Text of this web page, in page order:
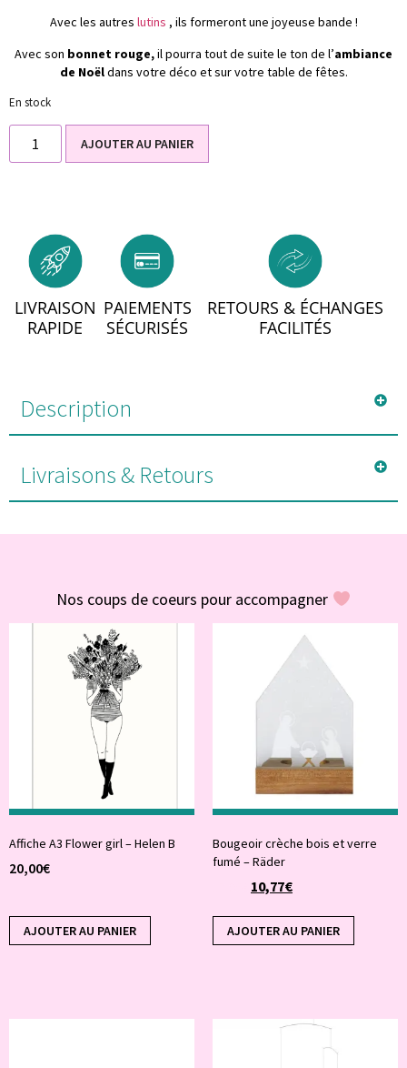
Avec les autres lutins , ils formeront une joyeuse bande !
Avec son bonnet rouge,il pourra tout de suite le ton de l’ambiance
de Noëldans votre déco et sur votre table de fêtes.
En stock
AJOUTER AU PANIER
LIVRAISON
RAPIDE
PAIEMENTS
SÉCURISÉS
RETOURS & ÉCHANGES
FACILITÉS
Description
Livraisons & Retours
Nos coups de coeurs pour accompagner
Affiche A3 Flower girl – Helen B
20,00€
AJOUTER AU PANIER
Bougeoir crèche bois et verre
fumé – Räder
10,77€
AJOUTER AU PANIER